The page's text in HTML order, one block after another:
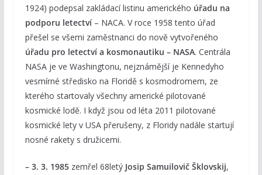
1924) podepsal zakládací listinu amerického úřadu na
podporu letectví– NACA. V roce 1958 tento úřad
přešel se všemi zaměstnanci do nově vytvořeného
úřadu pro letectví a kosmonautiku – NASA. Centrála
NASA je ve Washingtonu, nejznámější je Kennedyho
vesmírné středisko na Floridě s kosmodromem, ze
kterého startovaly všechny americké pilotované
kosmické lodě. I když jsou od léta 2011 pilotované
kosmické lety v USA přerušeny, z Floridy nadále startují
nosné rakety s družicemi.
– 3. 3. 1985 zemřel 68letý Josip Samuilovič Šklovskij,